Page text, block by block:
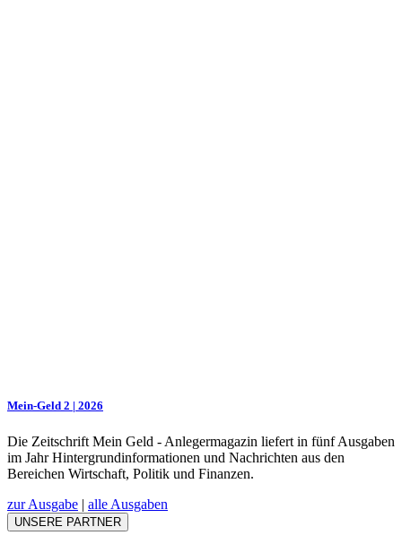
Mein-Geld 2 | 2026
Die Zeitschrift Mein Geld - Anlegermagazin liefert in fünf Ausgaben
im Jahr Hintergrundinformationen und Nachrichten aus den
Bereichen Wirtschaft, Politik und Finanzen.
zur Ausgabe | alle Ausgaben
UNSERE PARTNER